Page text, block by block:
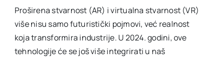
Proširena stvarnost (AR) i virtualna stvarnost (VR)
više nisu samo futuristički pojmovi, već realnost
koja transformira industrije. U 2024. godini, ove
tehnologije će se još više integrirati u naš